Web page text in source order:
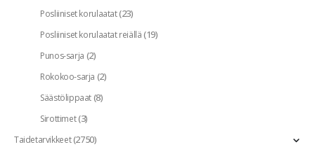
Posliiniset korulaatat(23)
Posliiniset korulaatat reiällä(19)
Punos-sarja (2)
Rokokoo-sarja (2)
Säästölippaat(8)
Sirottimet(3)
Taidetarvikkeet(2750)